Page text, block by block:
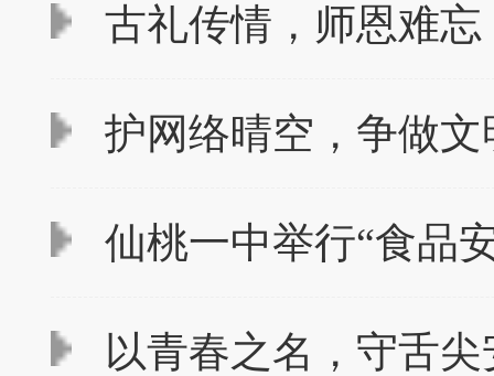
古礼传情，师恩难忘
护网络晴空，争做文
仙桃一中举行“食品
以青春之名，守舌